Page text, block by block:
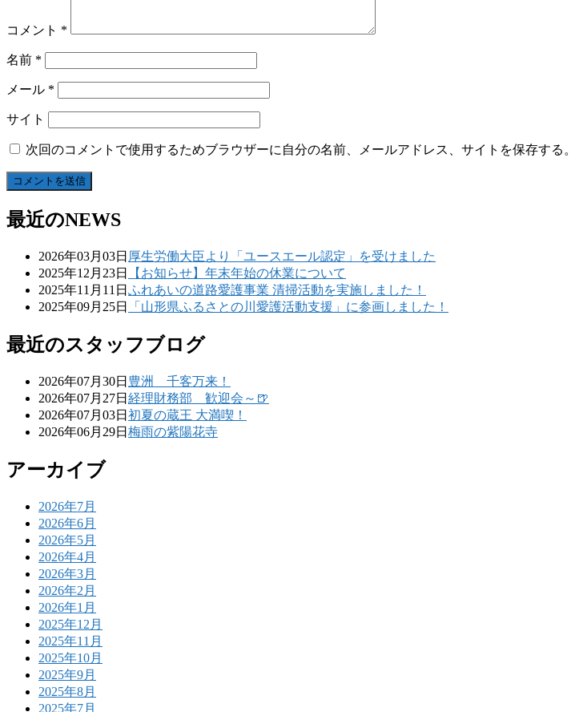
コメント *
名前 *
メール *
サイト
次回のコメントで使用するためブラウザーに自分の名前、メールアドレス、サイトを保存する。
最近のNEWS
2026年03月03日 厚生労働大臣より「ユースエール認定」を受けました
2025年12月23日
【お知らせ】年末年始の休業について
2025年11月11日 ふれあいの道路愛護事業 清掃活動を実施しました！
2025年09月25日
「山形県ふるさとの川愛護活動支援」に参画しました！
最近のスタッフブログ
2026年07月30日 豊洲 千客万来！
2026年07月27日 経理財務部 歓迎会～🍺
2026年07月03日 初夏の蔵王 大満喫！
2026年06月29日 梅雨の紫陽花寺
アーカイブ
2026年7月
2026年6月
2026年5月
2026年4月
2026年3月
2026年2月
2026年1月
2025年12月
2025年11月
2025年10月
2025年9月
2025年8月
2025年7月